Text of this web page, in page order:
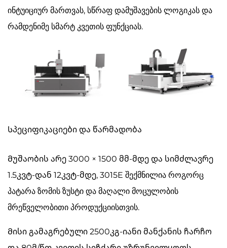
ინტუიციურ მართვას, სწრაფ დამუშავების ლოგიკას და
რამდენიმე სმარტ კვეთის ფუნქციას.
Სპეციფიკაციები და წარმადობა
Მუშაობის არე 3000 × 1500 მმ-მდე და სიმძლავრე
1.5კვტ-დან 12კვტ-მდე, 3015E შექმნილია როგორც
პატარა ზომის ზუსტი და მაღალი მოცულობის
მრეწველობითი პროდუქციისთვის.
Მისი გამაგრებული 2500კგ-იანი მანქანის ჩარჩო